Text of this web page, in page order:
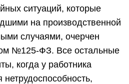
ситуаций, которые
на производственной
случаями, очерчен
№125-ФЗ. Все остальные
когда у работника